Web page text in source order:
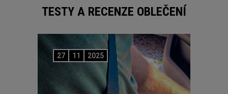
TESTY A RECENZE OBLEČENÍ
27 11 2025